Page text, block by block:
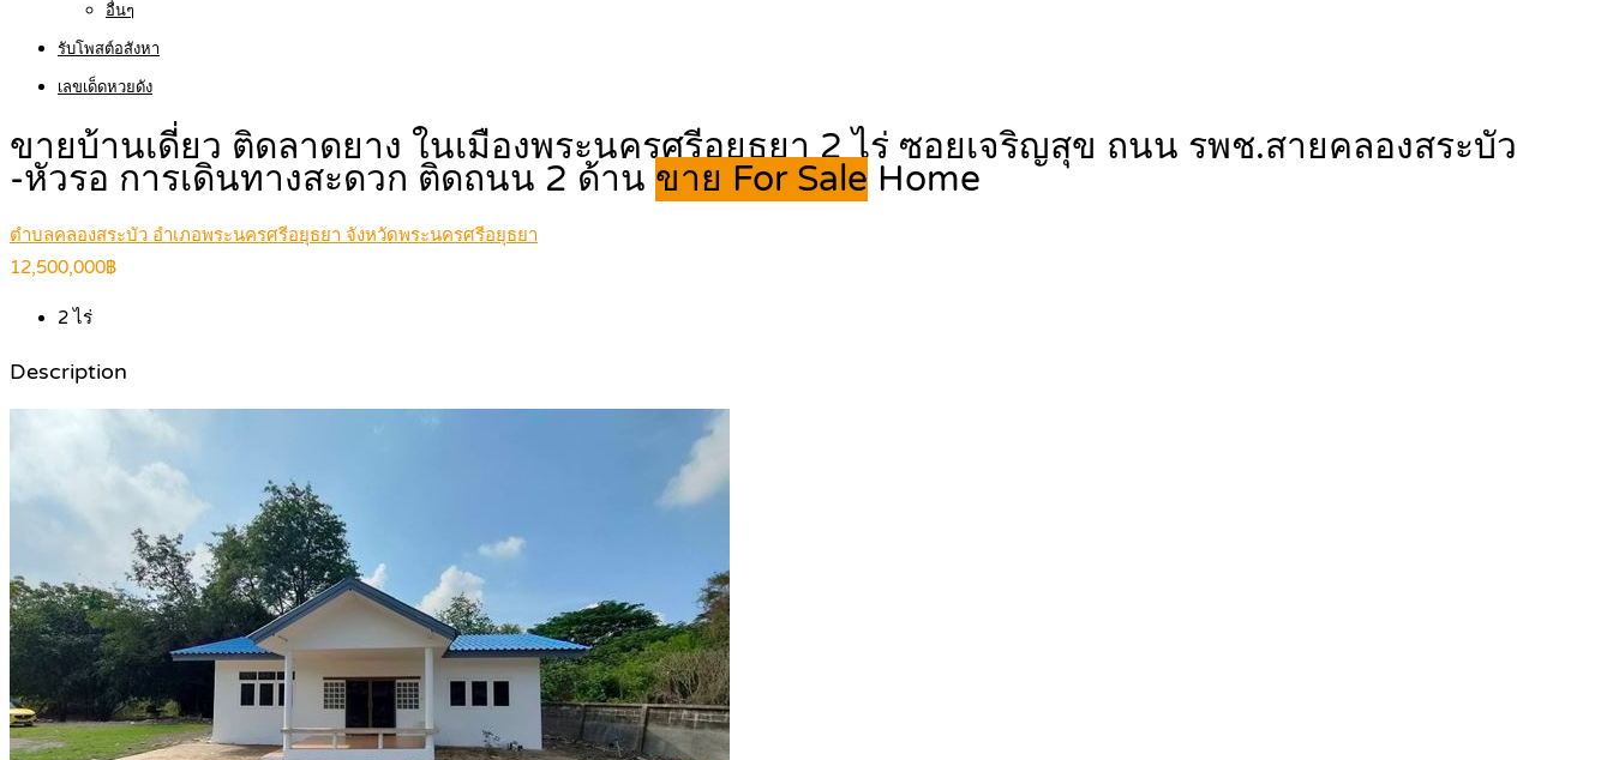
อื่นๆ
รับโพสต์อสังหา
เลขเด็ดหวยดัง
ขายบ้านเดี่ยว ติดลาดยาง ในเมืองพระนครศรีอยุธยา 2 ไร่ ซอยเจริญสุข ถนน รพช.สายคลองสระบัว
-หัวรอ การเดินทางสะดวก ติดถนน 2 ด้าน ขาย For Sale Home
ตำบลคลองสระบัว อำเภอพระนครศรีอยุธยา จังหวัดพระนครศรีอยุธยา
12,500,000฿
2ไร่
Description